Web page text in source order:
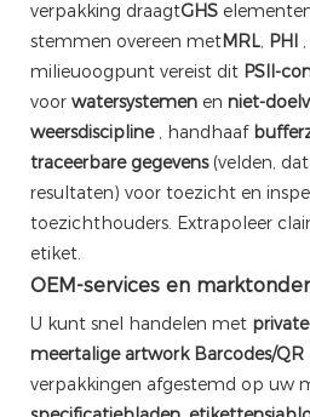
verpakking draagtGHS
stemmen overeen metMRL, PHI
milieuoogpunt vereist dit PSII-
voor watersystemen en niet-
weersdiscipline, handhaaf
traceerbare gegevens(velden,
resultaten) voor toezicht en
toezichthouders. Extrapoleer
etiket.
OEM-services en
U kunt snel handelen met
meertalige artwork Barcodes/QR
verpakkingen afgestemd op uw